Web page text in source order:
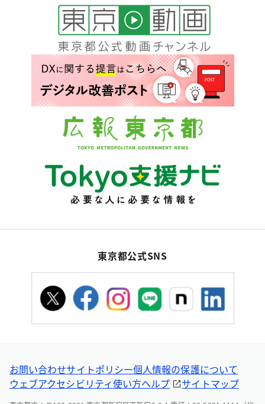
東京都公式SNS
お問い合わせサイトポリシー個人情報の保護について
ウェブアクセシビリティ使い方ヘルプ サイトマップ